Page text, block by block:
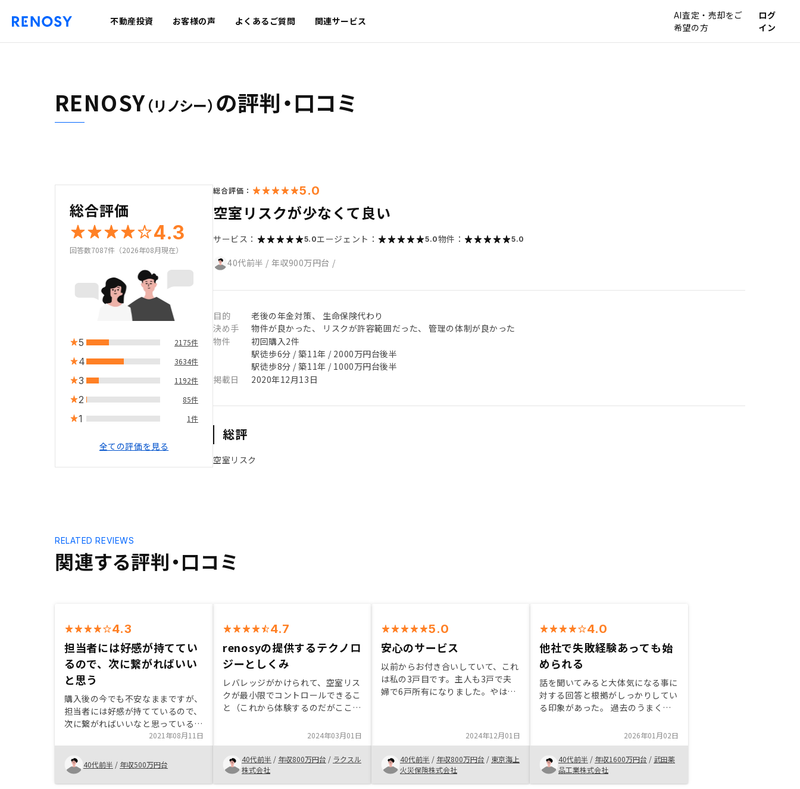
不動産投資 お客様の声 よくあるご質問 関連サービス
AI査定・売却をご
希望の方
ログ
イン
RENOSY（リノシー） の評判・口コミ
総合評価
4.3
回答数7087件（2026年08月現在）
5 2175件
4 3634件
3 1192件
2 85件
1 1件
全ての評価を見る
総合評価： 5.0
空室リスクが少なくて良い
サービス： 5.0エージェント： 5.0物件： 5.0
40代前半 / 年収900万円台 /
目的
老後の年金対策、 生命保険代わり
決め手
物件が良かった、 リスクが許容範囲だった、 管理の体制が良かった
物件
初回購入2件
駅徒歩6分 / 築11年 / 2000万円台後半
駅徒歩8分 / 築11年 / 1000万円台後半
掲載日
2020年12月13日
総評
空室リスク
関連する評判・口コミ
RELATED REVIEWS
4.3
担当者には好感が持ててい
るので、次に繋がればいい
と思う
購入後の今でも不安なままですが、
担当者には好感が持てているので、
次に繋がればいいなと思っている。
管理プランの値上げ幅がいきなり大
き過ぎて次の購入を躊躇してしま
う。 せめて値上げ幅を半分くらい
に再考してほしい。
2021年08月11日
40代前半 / 年収500万円台
4.7
renosyの提供するテクノロ
ジーとしくみ
レバレッジがかけられて、空室リス
クが最小限でコントロールできるこ
と（これから体験するのだがここは
理ポイントは抑えてrenosyが提供
してくれる。要は手間をかけず資産
形成が出来ると言葉にしてみると胡
散臭さが出るが、そのためのしくみ
を構築して成長しているビジネスモ
2024年03月01日
40代前半 / 年収800万円台 / ラクスル
株式会社
5.0
安心のサービス
以前からお付き合いしていて、これ
は私の3戸目です。主人も3戸で夫
婦で6戸所有になりました。やはり
く、アフターサービスの充実さが魅
力です。
2024年12月01日
40代前半 / 年収800万円台 / 東京海上
火災保険株式会社
4.0
他社で失敗経験あっても始
められる
話を聞いてみると大体気になる事に
対する回答と根拠がしっかりしてい
る印象があった。 過去のうまくい
れたのは安心感に繋がったし、どう
すれば同じような失敗にならずに済
むのかという点もアドバイスもらえ
て信頼できた時間を拘束する内容に
関してはアポイントの約束を守って
2026年01月02日
40代前半 / 年収1600万円台 / 武田薬
品工業株式会社